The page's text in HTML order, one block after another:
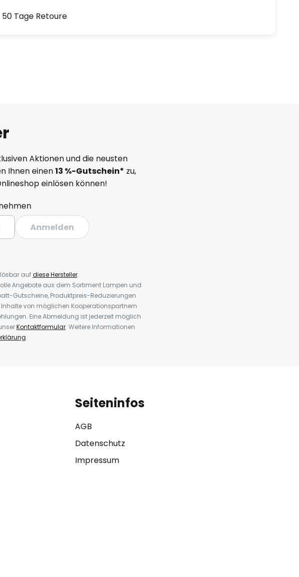
50 Tage Retoure
Aktionen und die neusten
Ihnen einen13 %-Gutschein* zu,
einlösen können!
Anmelden
aufdiese Hersteller.
Angebote aus dem Sortiment Lampen und
Gutscheine, Produktpreis-Reduzierungen
von möglichen Kooperationspartnern
Eine Abmeldung ist jederzeit möglich
Kontaktformular. Weitere Informationen
.
Seiteninfos
AGB
Datenschutz
Impressum